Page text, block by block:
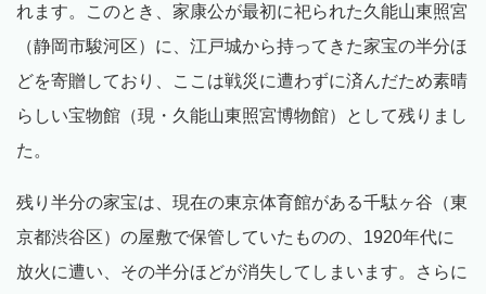
れます。このとき、家康公が最初に祀られた久能山東照宮
（静岡市駿河区）に、江戸城から持ってきた家宝の半分ほ
どを寄贈しており、ここは戦災に遭わずに済んだため素晴
らしい宝物館（現・久能山東照宮博物館）として残りまし
た。
残り半分の家宝は、現在の東京体育館がある千駄ヶ谷（東
京都渋谷区）の屋敷で保管していたものの、1920年代に
放火に遭い、その半分ほどが消失してしまいます。さらに